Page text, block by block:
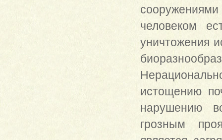
человеком
уничтожения
истощению
нарушению
грозным